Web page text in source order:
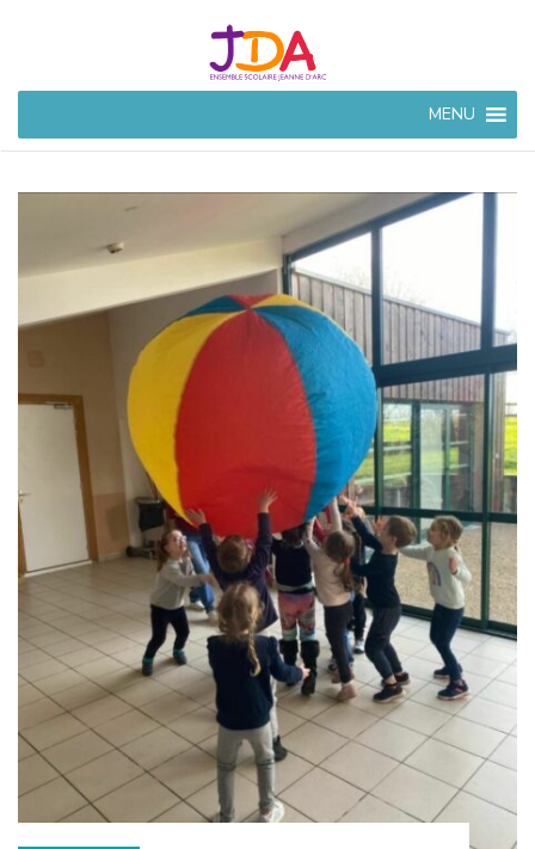
D'ARC
Ensemble Scolaire à
Civray (86)
MENU